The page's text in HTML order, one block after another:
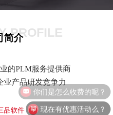
PROFILE
简介
的PLM服务提供商
业产品研发竞争力
品软件
你们是怎么收费的呢？
现在有优惠活动么？